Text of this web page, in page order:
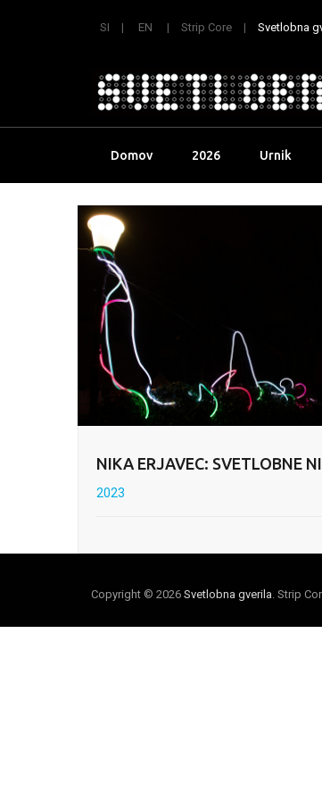
SI EN Strip Core Svetlobna
Domov 2026 Urnik
NIKA ERJAVEC: SVETLOBNE
2023
Copyright © 2026 Svetlobna gverila . Strip